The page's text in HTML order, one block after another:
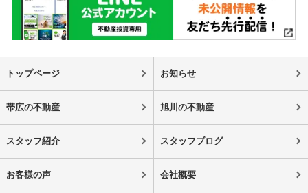
トップページ お知らせ
帯広の不動産 旭川の不動産
スタッフ紹介 スタッフブログ
お客様の声 会社概要